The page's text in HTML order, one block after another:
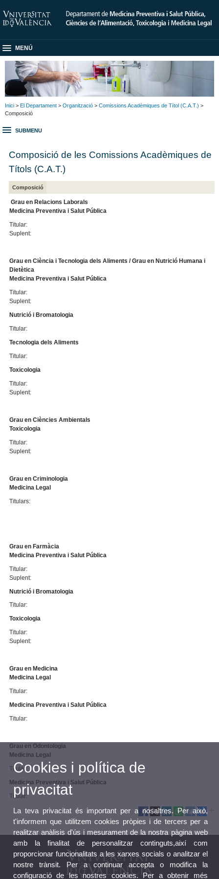
MENÚ
Inici > El Departament > Organització > Comissions Acadèmiques de Títol (C.A.T.) >
Composició
SUBMENU
Composició de les Comissions Acadèmiques de
Títols (C.A.T.)
Composició
Grau en Relacions Laborals
Medicina Preventiva i Salut Pública
Titular:
Suplent:
Grau en Ciència i Tecnologia dels Aliments / Grau en Nutrició Humana i
Dietètica
Medicina Preventiva i Salut Pública
Titular:
Suplent:
Nutrició i Bromatologia
Titular:
Tecnologia dels Aliments
Titular:
Toxicologia
Titular:
Suplent:
Grau en Ciències Ambientals
Toxicologia
Titular:
Suplent:
Grau en Criminologia
Medicina Legal
Titulars:
Grau en Farmàcia
Medicina Preventiva i Salut Pública
Titular:
Suplent:
Nutrició i Bromatologia
Titular:
Toxicologia
Titular:
Suplent:
Grau en Medicina
Medicina Legal
Titular:
Medicina Preventiva i Salut Pública
Titular:
Grau en Odontologia
Medicina Legal
Titular:
Medicina Preventiva i Salut Pública
Titular:
Cookies i política de
privacitat
La teva privacitat és important per a nosaltres. Per això,
t'informem que utilitzem cookies pròpies i de tercers per a
realitzar anàlisis d'ús i mesurament de la nostra pàgina web
amb la finalitat de personalitzar continguts,així com
proporcionar funcionalitats a les xarxes socials o analitzar el
nostre trànsit. Per a continuar accepta o modifica la
configuració de les nostres cookies. Per a obtenir més